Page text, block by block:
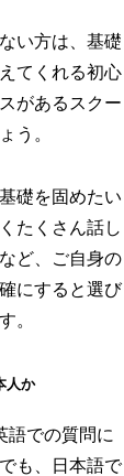
い方は、基礎
てくれる初心
があるスクー
う。
礎を固めたい
たくさん話し
ど、ご自身の
にすると選び
。
人か
語での質問に
も、日本語で